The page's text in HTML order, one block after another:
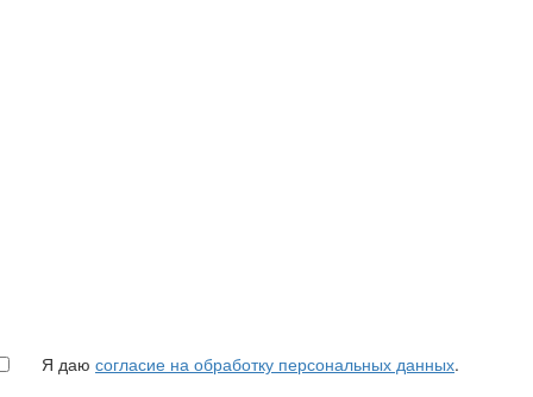
Я даю согласие на обработку персональных данных.